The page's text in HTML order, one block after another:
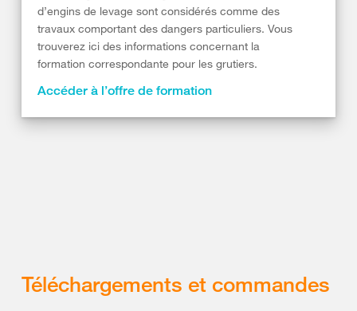
d’engins de levage sont considérés comme des
travaux comportant des dangers particuliers. Vous
trouverez ici des informations concernant la
formation correspondante pour les grutiers.
Accéder à l’offre de formation
Téléchargements et commandes